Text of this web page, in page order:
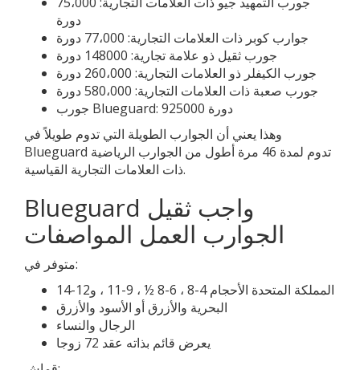
دورة
جوارب كوبر ذات العلامات التجارية: 77،000 دورة
جورب ثقيل ذو علامة تجارية: 148000 دورة
جورب الكيفلر ذو العلامات التجارية: 260،000 دورة
جورب صعبة ذات العلامات التجارية: 580،000 دورة
جورب Blueguard: 925000 دورة
وهذا يعني أن الجوارب الطويلة التي تدوم طويلاً في
Blueguard تدوم لمدة 46 مرة أطول من الجوارب الرياضية
ذات العلامات التجارية القياسية.
Blueguard واجب ثقيل
الجوارب العمل المواصفات
متوفر في:
المملكة المتحدة الأحجام 4-8 ، 6-8 ½ ، 9-11 ، و12-14
البحرية والأزرق أو الأسود والأزرق
الرجال والنساء
يعرض قائم بذاته عقد 72 زوجا